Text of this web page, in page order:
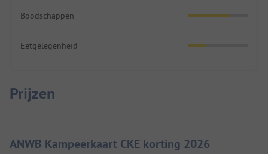
Boodschappen
Eetgelegenheid
Prijzen
ANWB Kampeerkaart CKE korting 2026